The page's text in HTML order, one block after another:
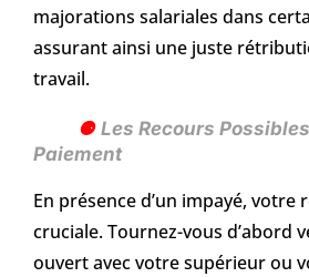
majorations salariales dans
assurant ainsi une juste
travail.
Les Recours
Paiement
En présence d’un impayé, votre
cruciale. Tournez-vous d’abord
ouvert avec votre supérieur ou